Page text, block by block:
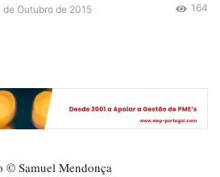
de Outubro de 2015 164